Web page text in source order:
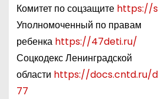
Комитет по соцзащите https://
Уполномоченный по правам
ребенка https://47deti.ru/
Соцкодекс Ленинградской
области https://docs.cntd.ru/
77